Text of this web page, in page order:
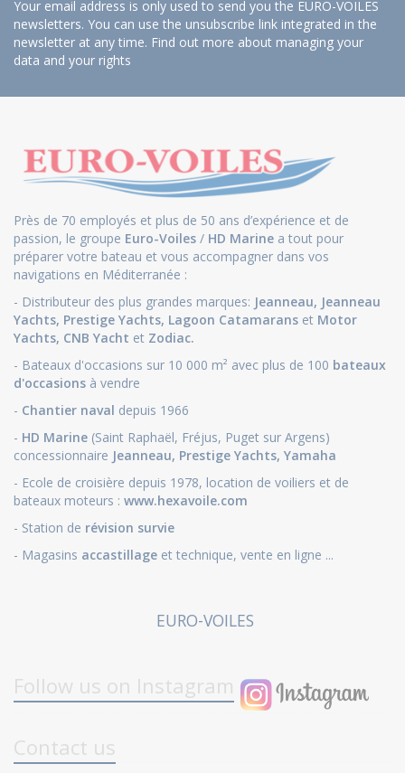
Your email address is only used to send you the EURO-VOILES
newsletters. You can use the unsubscribe link integrated in the
newsletter at any time. Find out more about managing your
data and your rights
Près de 70 employés et plus de 50 ans d’expérience et de
passion, le groupe Euro-Voiles / HD Marine a tout pour
préparer votre bateau et vous accompagner dans vos
navigations en Méditerranée :
- Distributeur des plus grandes marques: Jeanneau, Jeanneau
Yachts, Prestige Yachts, Lagoon Catamarans et Motor
Yachts, CNB Yacht et Zodiac.
- Bateaux d'occasions sur 10 000 m² avec plus de 100 bateaux
d'occasions à vendre
- Chantier naval depuis 1966
- HD Marine (Saint Raphaël, Fréjus, Puget sur Argens)
concessionnaire Jeanneau, Prestige Yachts, Yamaha
- Ecole de croisière depuis 1978, location de voiliers et de
bateaux moteurs : www.hexavoile.com
- Station de révision survie
- Magasins accastillage et technique, vente en ligne ...
EURO-VOILES
Follow us on Instagram
Contact us